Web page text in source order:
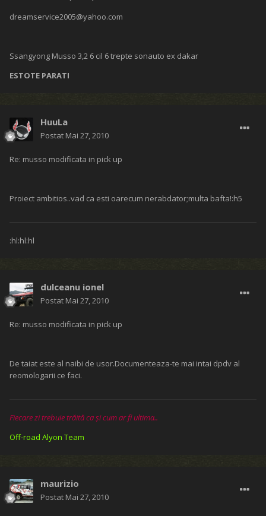
dreamservice2005@yahoo.com
Ssangyong Musso 3,2 6 cil 6 trepte sonauto ex dakar
ESTOTE PARATI
HuuLa
Postat Mai 27, 2010
Re: musso modificata in pick up
Proiect ambitios..vad ca esti oarecum nerabdator;multa bafta!:h5
:hl:hl:hl
dulceanu ionel
Postat Mai 27, 2010
Re: musso modificata in pick up
De taiat este al naibi de usor.Documenteaza-te mai intai dpdv al
reomologarii ce faci.
Fiecare zi trebuie trăită ca și cum ar fi ultima..
Off-road Alyon Team
maurizio
Postat Mai 27, 2010